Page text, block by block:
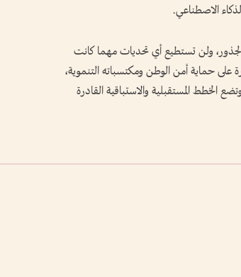
الاصطناعي.
ولن تستطيع أي تحديات مهما كانت
على حماية أمن الوطن ومكتسباته التنموية،
الخطط المستقبلية والاستباقية القادرة